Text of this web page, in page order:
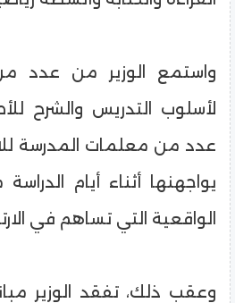
واستمع الوزير من عدد
لأسلوب التدريس والشرح
عدد من معلمات المدرسة
يواجهنها أثناء أيام
الواقعية التي تساهم في
وعقب ذلك، تفقد الوزير